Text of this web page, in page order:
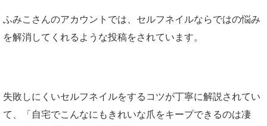
ふみこさんのアカウントでは、セルフネイルならではの悩み
を解消してくれるような投稿をされています。
失敗しにくいセルフネイルをするコツが丁寧に解説されてい
て、「自宅でこんなにもきれいな爪をキープできるのは凄